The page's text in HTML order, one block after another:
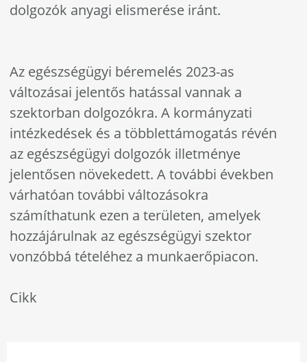
dolgozók anyagi elismerése iránt.
Az egészségügyi béremelés 2023-as
változásai jelentős hatással vannak a
szektorban dolgozókra. A kormányzati
intézkedések és a többlettámogatás révén
az egészségügyi dolgozók illetménye
jelentősen növekedett. A további években
várhatóan további változásokra
számíthatunk ezen a területen, amelyek
hozzájárulnak az egészségügyi szektor
vonzóbbá tételéhez a munkaerőpiacon.
Cikk